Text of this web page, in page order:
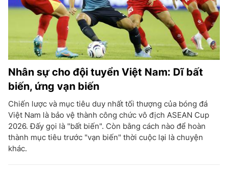
Nhân sự cho đội tuyển Việt Nam: Dĩ bất
biến, ứng vạn biến
Chiến lược và mục tiêu duy nhất tối thượng của bóng đá
Việt Nam là bảo vệ thành công chức vô địch ASEAN Cup
2026. Đấy gọi là "bất biến". Còn bằng cách nào để hoàn
thành mục tiêu trước "vạn biến" thời cuộc lại là chuyện
khác.